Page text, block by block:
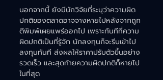
นอกจากนี้ ยังมีนักวิจัยที่ระบุว่าความผิด
ปกติของตลาดอาจจางหายไปหลังจากถูก
ตีพิมพ์เผยแพร่ออกไป เพราะทันทีที่ความ
ผิดปกติเป็นที่รู้จัก นักลงทุนก็จะรีบเข้าไป
ลงทุนทันที ส่งผลให้ราคาปรับตัวขึ้นอย่าง
รวดเร็ว และสุดท้ายความผิดปกติก็หายไป
ในที่สุด